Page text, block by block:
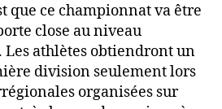
que ce championnat va être
close au niveau
Les athlètes obtiendront un
division seulement lors
organisées sur